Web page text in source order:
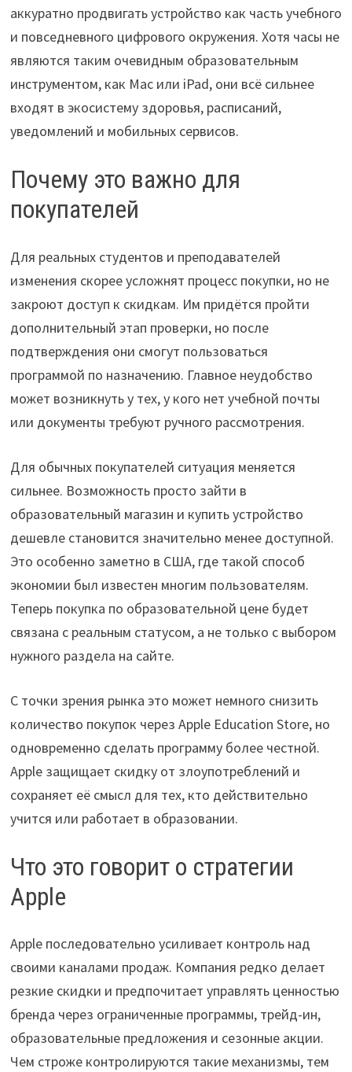
аккуратно продвигать устройство как часть учебного
и повседневного цифрового окружения. Хотя часы не
являются таким очевидным образовательным
инструментом, как Mac или iPad, они всё сильнее
входят в экосистему здоровья, расписаний,
уведомлений и мобильных сервисов.
Почему это важно для
покупателей
Для реальных студентов и преподавателей
изменения скорее усложнят процесс покупки, но не
закроют доступ к скидкам. Им придётся пройти
дополнительный этап проверки, но после
подтверждения они смогут пользоваться
программой по назначению. Главное неудобство
может возникнуть у тех, у кого нет учебной почты
или документы требуют ручного рассмотрения.
Для обычных покупателей ситуация меняется
сильнее. Возможность просто зайти в
образовательный магазин и купить устройство
дешевле становится значительно менее доступной.
Это особенно заметно в США, где такой способ
экономии был известен многим пользователям.
Теперь покупка по образовательной цене будет
связана с реальным статусом, а не только с выбором
нужного раздела на сайте.
С точки зрения рынка это может немного снизить
количество покупок через Apple Education Store, но
одновременно сделать программу более честной.
Apple защищает скидку от злоупотреблений и
сохраняет её смысл для тех, кто действительно
учится или работает в образовании.
Что это говорит о стратегии
Apple
Apple последовательно усиливает контроль над
своими каналами продаж. Компания редко делает
резкие скидки и предпочитает управлять ценностью
бренда через ограниченные программы, трейд-ин,
образовательные предложения и сезонные акции.
Чем строже контролируются такие механизмы, тем